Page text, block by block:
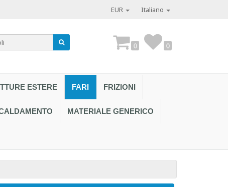
EUR Italiano
0 0
ESTERE FARI FRIZIONI
MATERIALE GENERICO